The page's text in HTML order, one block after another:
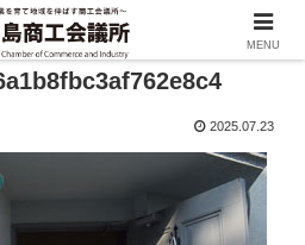
2025.07.23
MENU